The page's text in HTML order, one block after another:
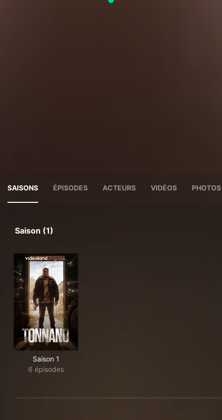
SAISONS ÉPISODES ACTEURS VIDÉOS PHOTOS
Saison (1)
Saison 1
6 épisodes